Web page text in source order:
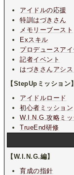
アイドルの応援
特訓はづきさん
メモリーブースト
Exスキル
プロデュースア
記者イベント
はづきさんアシス
【StepUpミッション】
アイドルロード
初心者ミッション
W.I.N.G.攻略ミッ
TrueEnd研修
【W.I.N.G.編】
育成の指針